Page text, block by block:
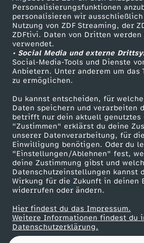
Personalisierungsfunktionen
personalisieren wir
Nutzung von ZDF Streaming, der
ZDFtivi. Daten von Dritten
verwendet.
• Social Media und externe
Social-Media-Tools und Dienste
Anbietern. Unter anderem um das
zu ermöglichen.
Du kannst entscheiden, für
Daten speichern und verarbeiten
betrifft nur dein aktuell genutztes
"Zustimmen" erklärst du deine
unserer Datenverarbeitung, für
Einwilligung benötigen. Oder du
"Einstellungen/Ablehnen" fest,
deine Zustimmung gibst und
Datenschutzeinstellungen kannst
Wirkung für die Zukunft in deinen
widerrufen oder ändern.
Hier findest du das Impressum.
Weitere Informationen findest du
Datenschutzerklärung.
b
e
r
2
0
2
5
TV-Programm
ZDF Unternehmen
Karriere
ZDF goes Schule
Werbefernsehen
Mainzelmännchen
Partner